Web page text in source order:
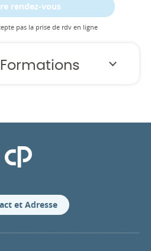
rendez-vous
pas la prise de rdv en ligne
Clinique Pasteur
et Adresse